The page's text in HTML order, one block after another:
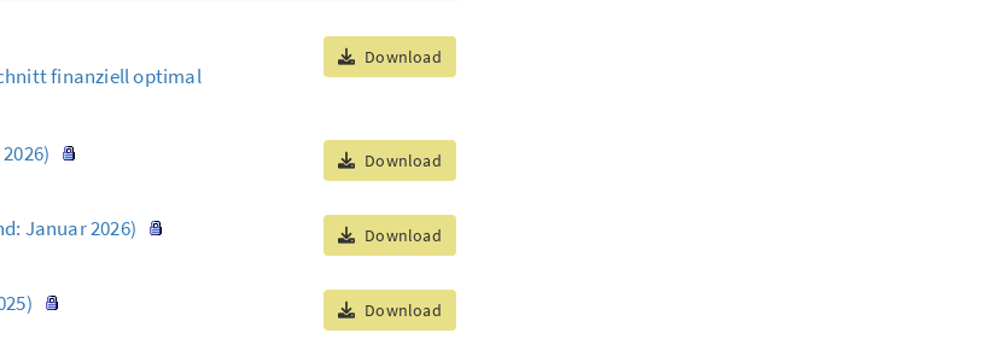
finanziell optimal
Download
Download
Januar 2026) Download
Download